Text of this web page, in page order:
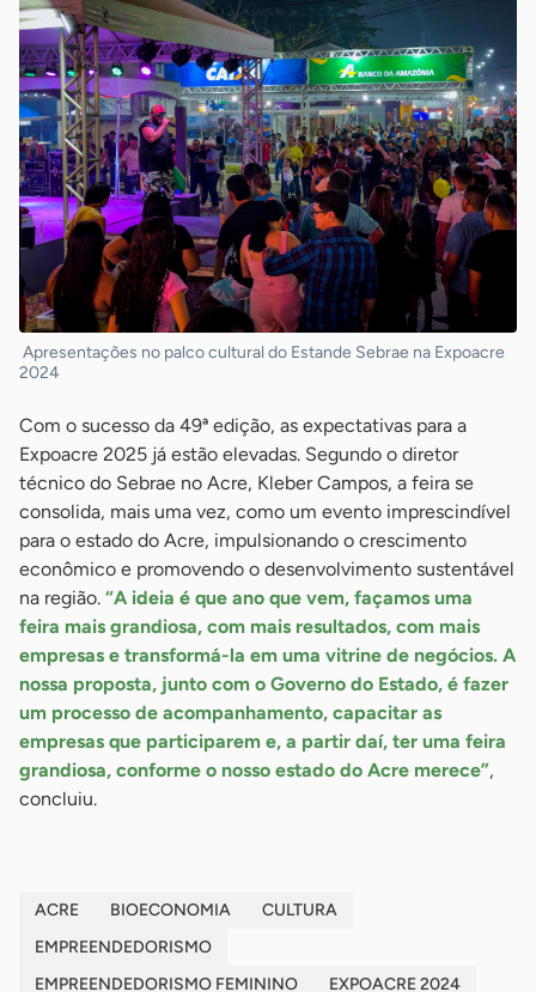
Apresentações no palco cultural do Estande Sebrae na Expoacre
2024
Com o sucesso da 49ª edição, as expectativas para a
Expoacre 2025 já estão elevadas. Segundo o diretor
técnico do Sebrae no Acre, Kleber Campos, a feira se
consolida, mais uma vez, como um evento imprescindível
para o estado do Acre, impulsionando o crescimento
econômico e promovendo o desenvolvimento sustentável
na região. “A ideia é que ano que vem, façamos uma
feira mais grandiosa, com mais resultados, com mais
empresas e transformá-la em uma vitrine de negócios. A
nossa proposta, junto com o Governo do Estado, é fazer
um processo de acompanhamento, capacitar as
empresas que participarem e, a partir daí, ter uma feira
grandiosa, conforme o nosso estado do Acre merece”,
concluiu.
ACRE BIOECONOMIA
CULTURA
EMPREENDEDORISMO
EMPREENDEDORISMO FEMININO
EXPOACRE 2024